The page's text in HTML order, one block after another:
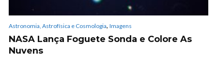
Astronomia, Astrofísica e Cosmologia, Imagens
NASA Lança Foguete Sonda e Colore As
Nuvens